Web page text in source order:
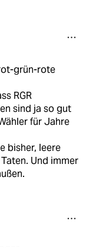
grün-rote
RGR
sind ja so gut
für Jahre
bisher, leere
Und immer